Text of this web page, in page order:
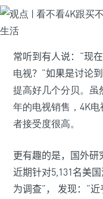
常听到有人说：“现
电视？”如果是讨论
提高好几个分贝。虽
年的电视销售，4K
者接受度很高。
更有趣的是，国外研
近期针对5,131名美
为调查”， 发现：“